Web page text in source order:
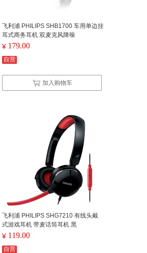
飞利浦 PHILIPS SHB1700 车用单边挂
耳式商务耳机 双麦克风降噪
¥ 179.00
自营
加入购物车
飞利浦 PHILIPS SHG7210 有线头戴
式游戏耳机 带麦话筒耳机 黑
¥ 119.00
自营